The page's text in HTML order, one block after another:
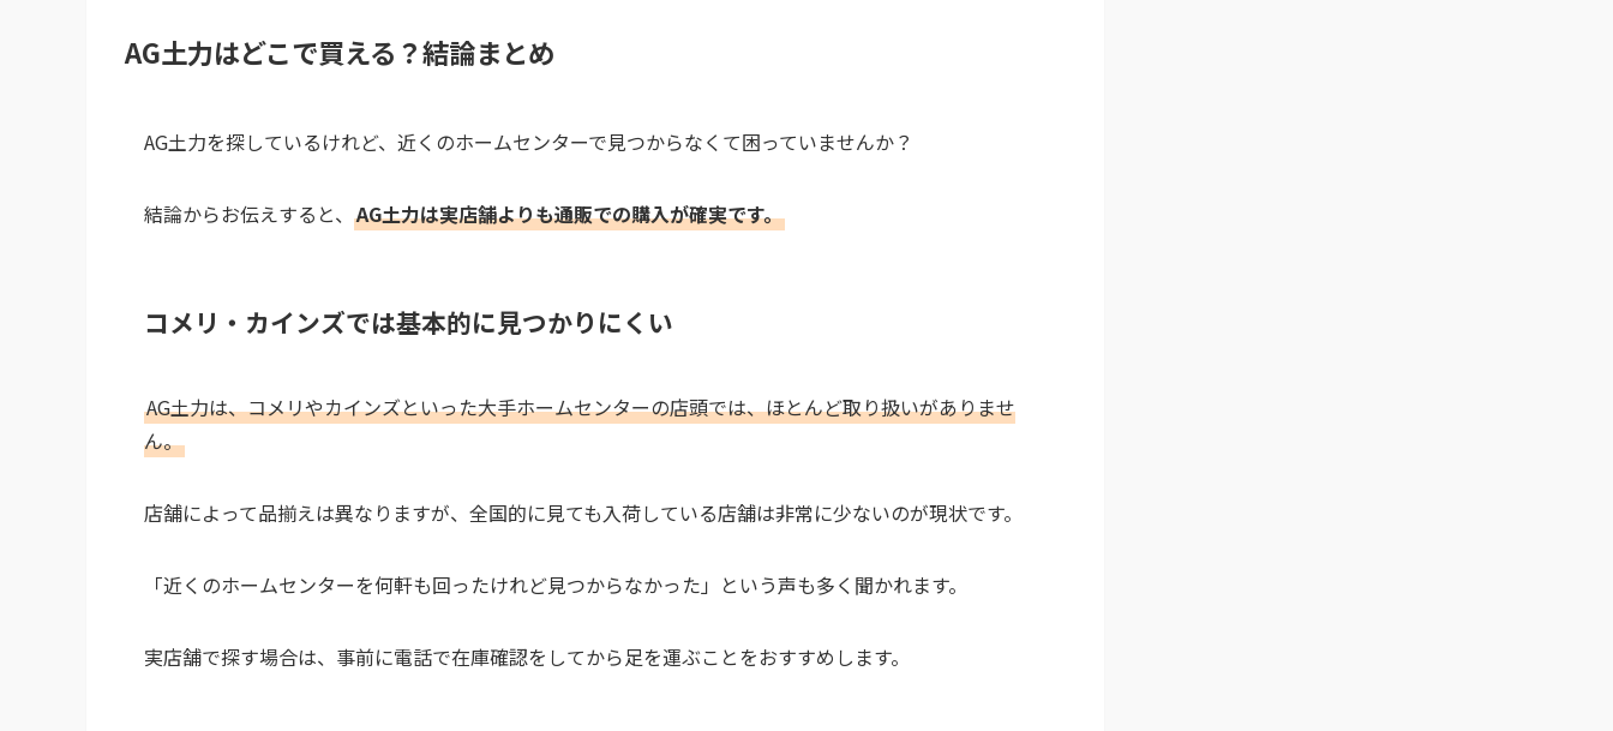
AG土力はどこで買える？結論まとめ
AG土力を探しているけれど、近くのホームセンターで見つからなくて困っていませんか？
結論からお伝えすると、 AG土力は実店舗よりも通販での購入が確実です。
コメリ・カインズでは基本的に見つかりにくい
AG土力は、コメリやカインズといった大手ホームセンターの店頭では、ほとんど取り扱いがありませ
ん。
店舗によって品揃えは異なりますが、全国的に見ても入荷している店舗は非常に少ないのが現状です。
「近くのホームセンターを何軒も回ったけれど見つからなかった」という声も多く聞かれます。
実店舗で探す場合は、事前に電話で在庫確認をしてから足を運ぶことをおすすめします。